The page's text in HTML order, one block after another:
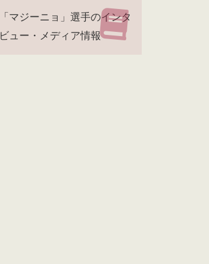
「マジーニョ」選手のインタ
ビュー・メディア情報